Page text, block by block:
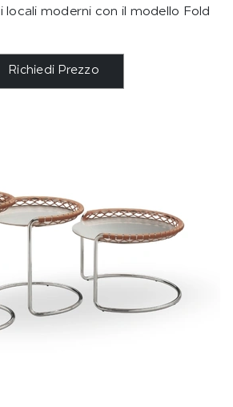
locali moderni con il modello Fold
Richiedi Prezzo